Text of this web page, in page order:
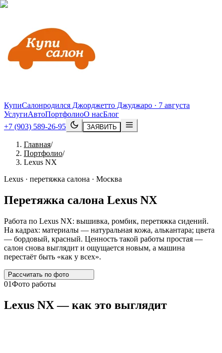
КупиСалонродился Джорджетто Джуджаро · 7 августа
УслугиАвтоПортфолиоО насБлог
+7 (903) 589-26-95
ЗАЯВИТЬ
Главная/
Портфолио/
Lexus NX
Lexus · перетяжка салона · Москва
Перетяжка салона Lexus NX
Работа по Lexus NX: вышивка, ромбик, перетяжка сидений.
На кадрах: материалы — натуральная кожа, алькантара; цвета
— бордовый, красный. Ценность такой работы простая —
салон снова выглядит и ощущается новым, а машина
перестаёт быть «как у всех».
Рассчитать по фото
01Фото работы
Lexus NX— как это выглядит